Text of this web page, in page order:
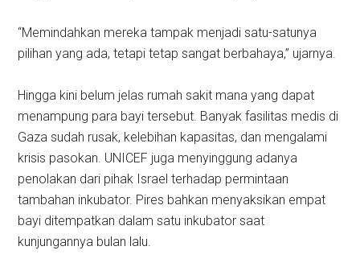
“Memindahkan mereka tampak menjadi satu-satunya
pilihan yang ada, tetapi tetap sangat berbahaya,” ujarnya.
Hingga kini belum jelas rumah sakit mana yang dapat
menampung para bayi tersebut. Banyak fasilitas medis di
Gaza sudah rusak, kelebihan kapasitas, dan mengalami
krisis pasokan. UNICEF juga menyinggung adanya
penolakan dari pihak Israel terhadap permintaan
tambahan inkubator. Pires bahkan menyaksikan empat
bayi ditempatkan dalam satu inkubator saat
kunjungannya bulan lalu.